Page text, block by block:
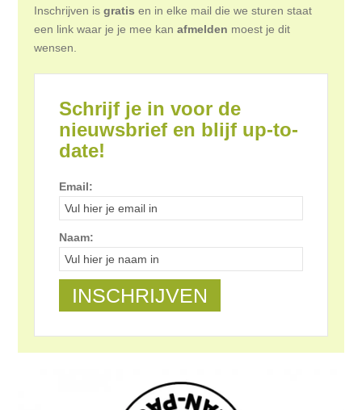
Inschrijven isgratis en in elke mail die we sturen staat
een link waar je je mee kanafmelden moest je dit
wensen.
Schrijf je in voor de
nieuwsbrief en blijf up-to-
date!
Email:
Naam: